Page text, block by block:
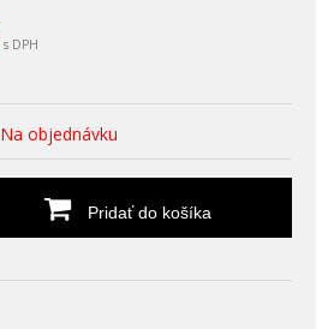
s DPH
Na objednávku
Pridať do košíka